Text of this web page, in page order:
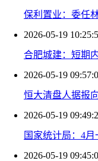
保利置业：委任
2026-05-19
合肥城建：短期
2026-05-19
恒大清盘人据报
2026-05-19
国家统计局：4
2026-05-19